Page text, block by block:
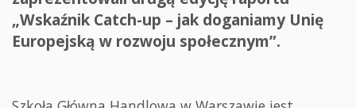
„Wskaźnik Catch-up – jak doganiamy Unię
Europejską w rozwoju społecznym”.